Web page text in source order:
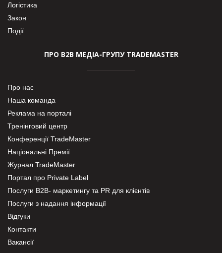
Логістика
Закон
Події
ПРО В2В МЕДІА-ГРУПУ TRADEMASTER
Про нас
Наша команда
Реклама на порталі
Тренінговий центр
Конференції TradeMaster
Національні Премії
Журнал TradeMaster
Портал про Private Label
Послуги В2В- маркетингу та PR для клієнтів
Послуги з надання інформації
Відгуки
Контакти
Вакансії